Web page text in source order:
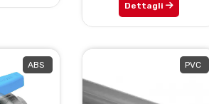
Dettagli
ABS PVC